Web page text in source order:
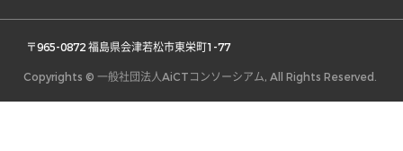
〒965-0872 福島県会津若松市東栄町1-77
Copyrights © 一般社団法人AiCTコンソーシアム, All Rights Reserved.